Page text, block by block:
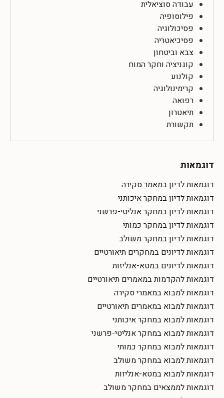
עבודה סוציאלית
פילוסופיה
פסיכולוגיה
פסיכיאטריה
צבא וביטחון
קוגניציה וחקר המוח
קולנוע
קרימינולוגיה
רפואה
תיאטרון
תקשורת
דוגמאות
דוגמאות לדיון במאמר סקירה
דוגמאות לדיון במחקר איכותני
דוגמאות לדיון במחקר אנליטי-פרשני
דוגמאות לדיון במחקר כמותי
דוגמאות לדיון במחקר משולב
דוגמאות לדיונים במחקרים תיאורטיים
דוגמאות לדיונים במטא-אנליזות
דוגמאות להקדמות במאמרים תיאורטיים
דוגמאות למבוא במאמרי סקירה
דוגמאות למבוא במאמרים תיאורטיים
דוגמאות למבוא במחקר איכותני
דוגמאות למבוא במחקר אנליטי-פרשני
דוגמאות למבוא במחקר כמותי
דוגמאות למבוא במחקר משולב
דוגמאות למבוא במטא-אנליזות
דוגמאות לממצאים במחקר משולב